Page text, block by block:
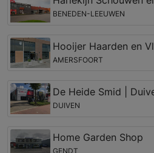
BENEDEN-LEEUWEN
Hooijer Haarden en
AMERSFOORT
De Heide Smid |
DUIVEN
Home Garden Shop
GENDT